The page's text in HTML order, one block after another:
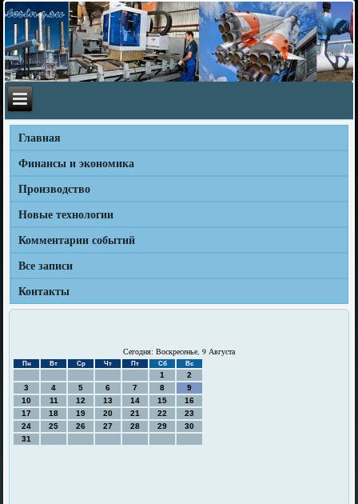
Главная
Финансы и экономика
Производство
Новые технологии
Комментарии событий
Все записи
Контакты
Сегодня: Воскресенье, 9 Августа
Пн Вт Ср Чт Пт Сб Вс
1
2
3
4 5 6 7 8
9
10
11 12 13 14 15
16
17
18 19 20 21 22
23
24
25 26 27 28 29
30
31